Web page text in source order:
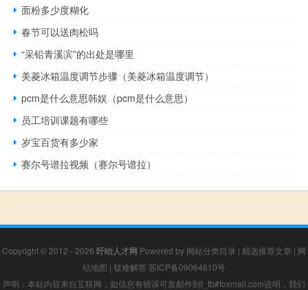
面粉多少度糊化
春节可以送肉松吗
“采铅青溪滨”的出处是哪里
美菱冰箱温度调节步骤（美菱冰箱温度调节）
pcm是什么意思韩娱（pcm是什么意思）
员工培训课题有哪些
岁宝百货有多少家
赛尔号谱拉视频（赛尔号谱拉）
Copyright © 2012 - 2026 盱眙人才网 Powered by 网站分类目录 | 精选推荐文章 | 网
站地图 | 疑难解答 苏ICP备09064610号
声明：本站内容来自互联网，如信息有错误可发邮件到f_fb#foxmail.com说明，我们